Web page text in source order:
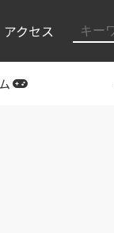
アクセス